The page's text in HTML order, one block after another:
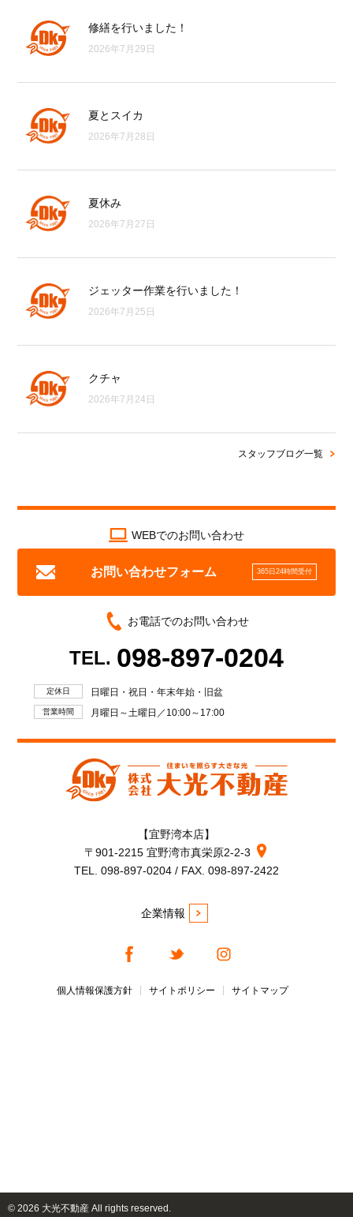
修繕を行いました！
2026年7月29日
夏とスイカ
2026年7月28日
夏休み
2026年7月27日
ジェッター作業を行いました！
2026年7月25日
クチャ
2026年7月24日
スタッフブログ一覧
WEBでのお問い合わせ
お問い合わせフォーム 365日24時間受付
お電話でのお問い合わせ
TEL. 098-897-0204
定休日 日曜日・祝日・年末年始・旧盆
営業時間 月曜日～土曜日／10:00～17:00
【宜野湾本店】
〒901-2215 宜野湾市真栄原2-2-3
TEL. 098-897-0204 / FAX. 098-897-2422
企業情報
個人情報保護方針 サイトポリシー サイトマップ
© 2026 大光不動産 All rights reserved.